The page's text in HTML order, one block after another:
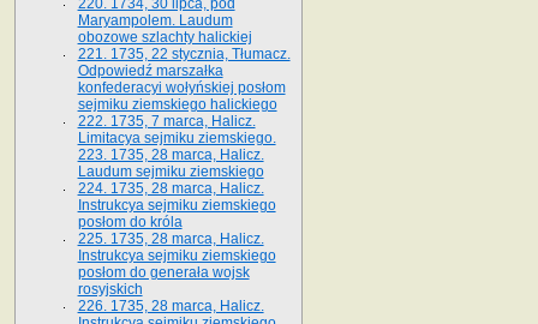
220. 1734, 30 lipca, pod
Maryampolem. Laudum
obozowe szlachty halickiej
221. 1735, 22 stycznia, Tłumacz.
Odpowiedź marszałka
konfederacyi wołyńskiej posłom
sejmiku ziemskiego halickiego
222. 1735, 7 marca, Halicz.
Limitacya sejmiku ziemskiego.
223. 1735, 28 marca, Halicz.
Laudum sejmiku ziemskiego
224. 1735, 28 marca, Halicz.
Instrukcya sejmiku ziemskiego
posłom do króla
225. 1735, 28 marca, Halicz.
Instrukcya sejmiku ziemskiego
posłom do generała wojsk
rosyjskich
226. 1735, 28 marca, Halicz.